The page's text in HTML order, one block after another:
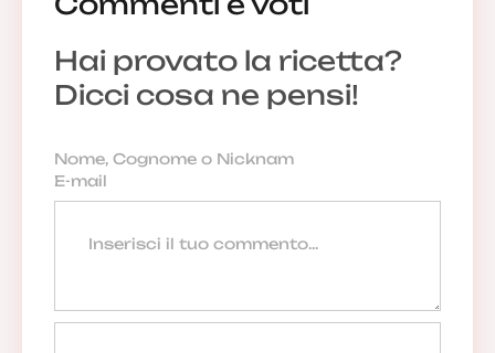
Hai provato la ricetta?
Dicci cosa ne pensi!